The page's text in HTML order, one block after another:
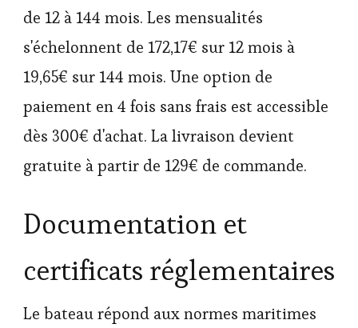
de 12 à 144 mois. Les mensualités
s'échelonnent de 172,17€ sur 12 mois à
19,65€ sur 144 mois. Une option de
paiement en 4 fois sans frais est accessible
dès 300€ d'achat. La livraison devient
gratuite à partir de 129€ de commande.
Documentation et
certificats réglementaires
Le bateau répond aux normes maritimes